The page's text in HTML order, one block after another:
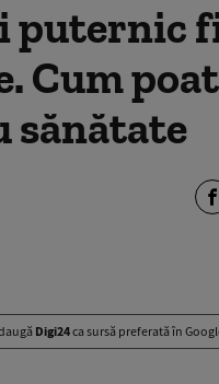
puternic
Cum
sănătate
Digi24ca sursă preferată în